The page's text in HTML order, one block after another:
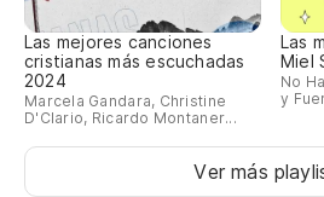
Las mejores canciones
cristianas más escuchadas
2024
Marcela Gandara, Christine
D'Clario, Ricardo Montaner...
Las
Miel
No
y
Ver más